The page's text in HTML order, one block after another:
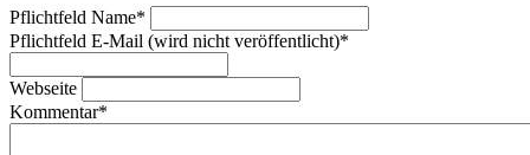
Pflichtfeld Name*
Pflichtfeld E-Mail (wird nicht veröffentlicht)*
Webseite
Kommentar*